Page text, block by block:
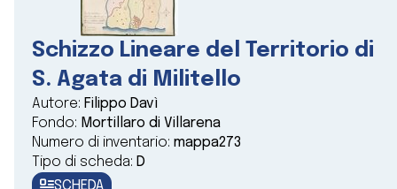
Schizzo Lineare del Territorio di
S. Agata di Militello
Autore: Filippo Davì
Fondo: Mortillaro di Villarena
Numero di inventario: mappa273
Tipo di scheda: D
SCHEDA